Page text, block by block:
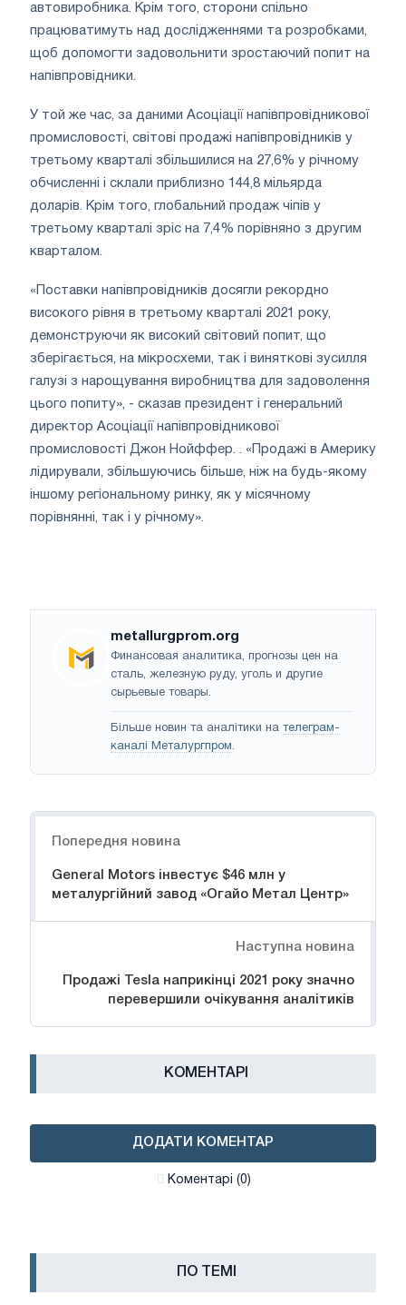
автовиробника. Крім того, сторони спільно
працюватимуть над дослідженнями та розробками,
щоб допомогти задовольнити зростаючий попит на
напівпровідники.
У той же час, за даними Асоціації напівпровідникової
промисловості, світові продажі напівпровідників у
третьому кварталі збільшилися на 27,6% у річному
обчисленні і склали приблизно 144,8 мільярда
доларів. Крім того, глобальний продаж чіпів у
третьому кварталі зріс на 7,4% порівняно з другим
кварталом.
«Поставки напівпровідників досягли рекордно
високого рівня в третьому кварталі 2021 року,
демонструючи як високий світовий попит, що
зберігається, на мікросхеми, так і виняткові зусилля
галузі з нарощування виробництва для задоволення
цього попиту», - сказав президент і генеральний
директор Асоціації напівпровідникової
промисловості Джон Нойффер. . «Продажі в Америку
лідирували, збільшуючись більше, ніж на будь-якому
іншому регіональному ринку, як у місячному
порівнянні, так і у річному».
metallurgprom.org
Финансовая аналитика, прогнозы цен на
сталь, железную руду, уголь и другие
сырьевые товары.
Більше новин та аналітики на телеграм-
каналі Металургпром.
Попередня новина
General Motors інвестує $46 млн у
металургійний завод «Огайо Метал Центр»
Наступна новина
Продажі Tesla наприкінці 2021 року значно
перевершили очікування аналітиків
КОМЕНТАРІ
ДОДАТИ КОМЕНТАР
Коментарі (0)
ПО ТЕМІ